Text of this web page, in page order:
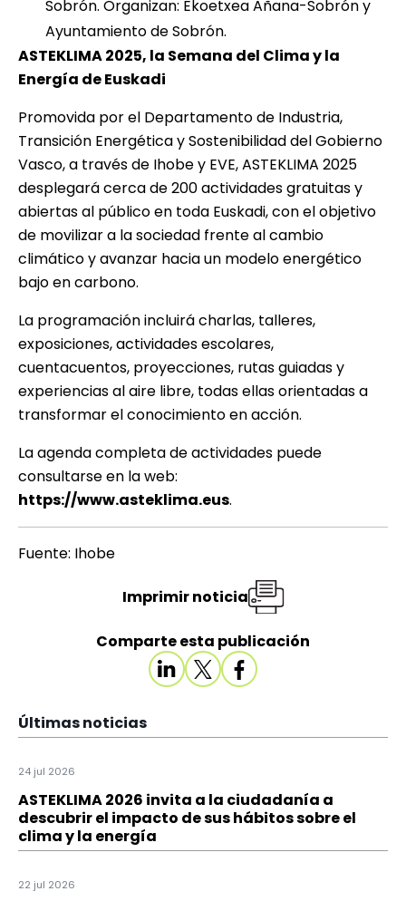
Sobrón. Organizan: Ekoetxea Añana-Sobrón y
Ayuntamiento de Sobrón.
ASTEKLIMA 2025, la Semana del Clima y la
Energía de Euskadi
Promovida por el Departamento de Industria,
Transición Energética y Sostenibilidad del Gobierno
Vasco, a través de Ihobe y EVE, ASTEKLIMA 2025
desplegará cerca de 200 actividades gratuitas y
abiertas al público en toda Euskadi, con el objetivo
de movilizar a la sociedad frente al cambio
climático y avanzar hacia un modelo energético
bajo en carbono.
La programación incluirá charlas, talleres,
exposiciones, actividades escolares,
cuentacuentos, proyecciones, rutas guiadas y
experiencias al aire libre, todas ellas orientadas a
transformar el conocimiento en acción.
La agenda completa de actividades puede
consultarse en la web:
https://www.asteklima.eus.
Fuente: Ihobe
Comparte esta publicación
Imprimir noticia
Últimas noticias
24 jul 2026
ASTEKLIMA 2026 invita a la ciudadanía a
descubrir el impacto de sus hábitos sobre el
clima y la energía
22 jul 2026